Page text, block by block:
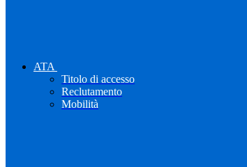
ATA
Titolo di accesso
Reclutamento
Mobilità